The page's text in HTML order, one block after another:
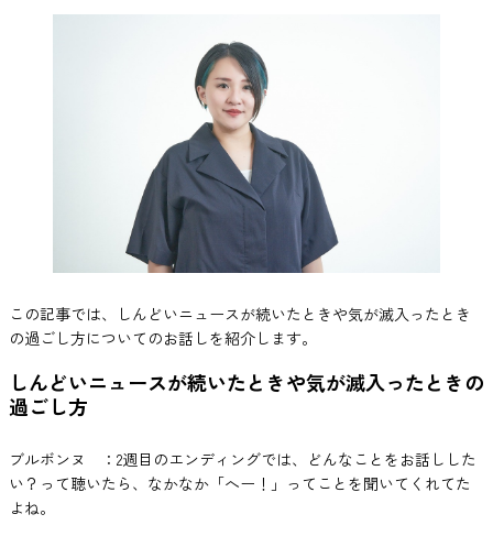
この記事では、しんどいニュースが続いたときや気が滅入ったとき
の過ごし方についてのお話しを紹介します。
しんどいニュースが続いたときや気が滅入ったときの
過ごし方
ブルボンヌ ：2週目のエンディングでは、どんなことをお話しした
い？って聴いたら、なかなか「へー！」ってことを聞いてくれてた
よね。